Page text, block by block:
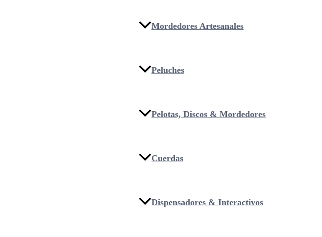
Mordedores Artesanales
Peluches
Pelotas, Discos & Mordedores
Cuerdas
Dispensadores & Interactivos